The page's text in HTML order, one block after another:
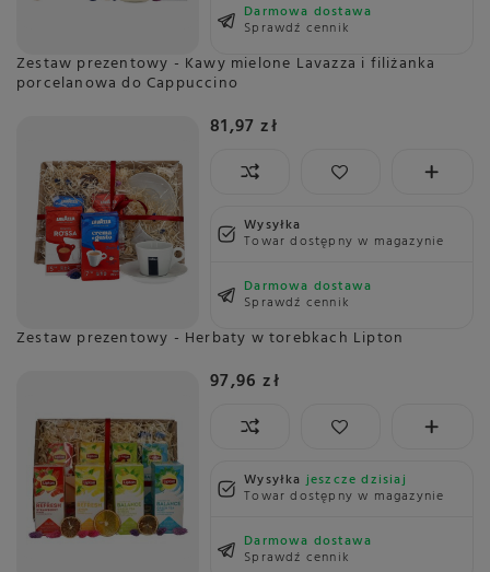
Darmowa dostawa
Sprawdź cennik
Zestaw prezentowy - Kawy mielone Lavazza i filiżanka
porcelanowa do Cappuccino
81,97 zł
Wysyłka
Towar dostępny w magazynie
Darmowa dostawa
Sprawdź cennik
Zestaw prezentowy - Herbaty w torebkach Lipton
97,96 zł
Wysyłkajeszcze dzisiaj
Towar dostępny w magazynie
Darmowa dostawa
Sprawdź cennik